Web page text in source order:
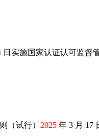
日实施国家认证认可监督
（试行） 2025 年 3 月 17